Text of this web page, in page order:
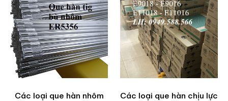
Các loại que hàn nhôm
Các loại que hàn chịu lực